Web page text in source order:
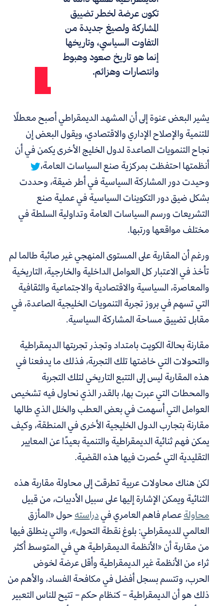
تكون عرضة لخطر تضييق
المشاركة ولصيغ جديدة من
التفاوت السياسي، وتاريخها
إنما هو تاريخ صعود وهبوط
وانتصارات وهزائم.
يشير البعض عنوة إلى أن المشهد الديمقراطي أصبح معطلًا
للتنمية والإصلاح الإداري والاقتصادي، ويقول البعض إن
نجاح التنمويات الصاعدة لدول الخليج الأخرى يكمن في أن
أنظمتها احتفظت بمركزية صنع السياسات العامة،
وحيدت دور المشاركة السياسية في أطر ضيقة، وحددت
بشكل ضيق دور التكوينات السياسية في عملية صنع
التشريعات ورسم السياسات العامة وتداولية السلطة في
مختلف مواقعها ورتبها.
ورغم أن المقاربة على المستوى المنهجي غير صائبة طالما لم
تأخذ في الاعتبار كل العوامل الداخلية والخارجية، التاريخية
والمعاصرة، السياسية والاقتصادية والاجتماعية والثقافية
التي تسهم في بروز تجربة التنمويات الخليجية الصاعدة، في
مقابل تضييق مساحة المشاركة السياسية.
مقارنة بحالة الكويت بامتداد وتجذر تجربتها الديمقراطية
والتحولات التي خاضتها تلك التجربة، فذلك ما يدفعنا في
هذه المقاربة ليس إلى التتبع التاريخي لتلك التجربة
والمحطات التي عبرت بها، بالقدر الذي نحاول فيه تشخيص
العوامل التي أسهمت في بعض العطب والخلل الذي طالها
مقارنة بتجارب الدول الخليجية الأخرى في المنطقة، وكيف
يمكن فهم ثنائية الديمقراطية والتنمية بعيدًا عن المعايير
التقليدية التي حُصرت فيها هذه القضية.
لكن هناك محاولات عربية تطرقت إلى محاولة مقاربة هذه
الثنائية ويمكن الإشارة إليها على سبيل الأدبيات، من قبيل
محاولةعصام فاهم العامريفيدراستهحول «المأزق
العالمي للديمقراطي: بلوغ نقطة التحول»، والتي ينطلق فيها
من مقاربة أن «الأنظمة الديمقراطية هي في المتوسط أكثر
ثراء من الأنظمة غير الديمقراطية وأقل عرضة لخوض
الحرب، وتتسم بسجل أفضل في مكافحة الفساد، والأهم من
ذلك هو أن الديمقراطية – كنظام حكم – تتيح للناس التعبير